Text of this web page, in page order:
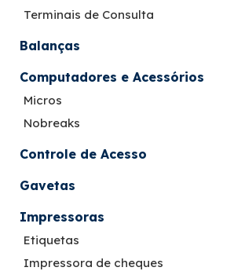
Terminais de Consulta
Balanças
Computadores e Acessórios
Micros
Nobreaks
Controle de Acesso
Gavetas
Impressoras
Etiquetas
Impressora de cheques